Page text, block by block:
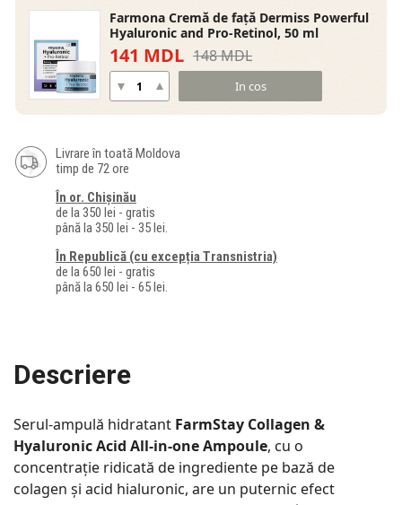
Farmona Cremă de față Dermiss Powerful
Hyaluronic and Pro-Retinol, 50 ml
141 MDL 148 MDL
In cos
Livrare în toată Moldova
timp de 72 ore
În or. Chișinău
de la 350 lei - gratis
până la 350 lei - 35 lei.
În Republică (cu excepția Transnistria)
de la 650 lei - gratis
până la 650 lei - 65 lei.
Descriere
Serul-ampulă hidratant FarmStay Collagen &
Hyaluronic Acid All-in-one Ampoule, cu o
concentrație ridicată de ingrediente pe bază de
colagen și acid hialuronic, are un puternic efect